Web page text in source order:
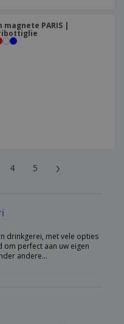
magnete PARIS |
4 5 ›
drinkgerei, met vele opties
perfect aan uw eigen
andere…